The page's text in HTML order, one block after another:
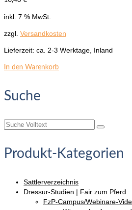
inkl. 7 % MwSt.
zzgl. Versandkosten
Lieferzeit: ca. 2-3 Werktage, Inland
In den Warenkorb
Suche
Suche
Produkt-Kategorien
Sattlerverzeichnis
Dressur-Studien | Fair zum Pferd
FzP-Campus/Webinare-